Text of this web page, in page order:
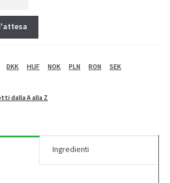
DKK HUF NOK PLN RON SEK
dalla A alla Z
Ingredienti